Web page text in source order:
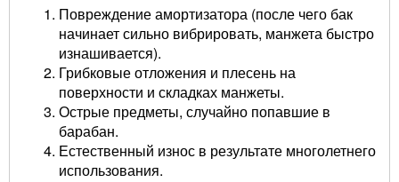
Повреждение амортизатора (после чего бак
начинает сильно вибрировать, манжета быстро
изнашивается).
Грибковые отложения и плесень на
поверхности и складках манжеты.
Острые предметы, случайно попавшие в
барабан.
Естественный износ в результате многолетнего
использования.